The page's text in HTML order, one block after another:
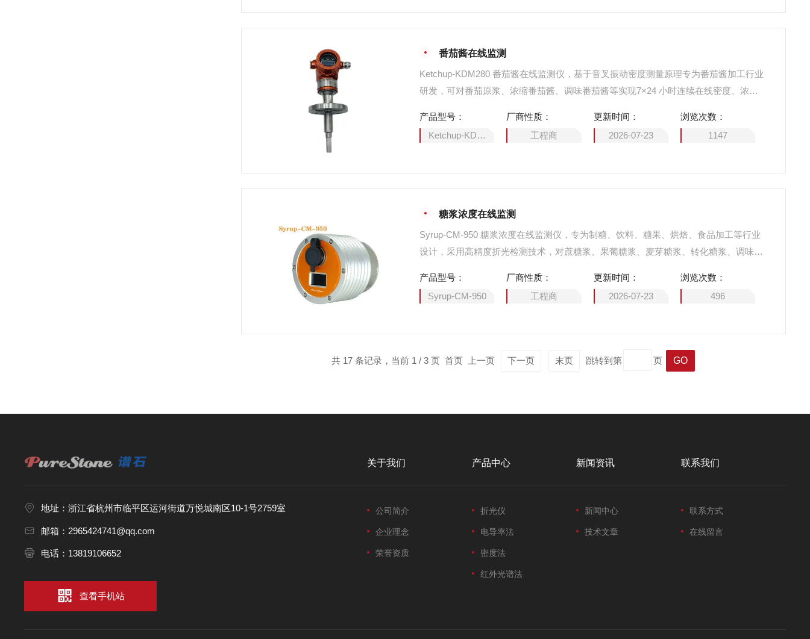
番茄酱在线监测
Ketchup-KDM280 番茄酱在线监测仪，基于音叉振动密度测量原理专为番茄酱加工行业
研发，可对番茄原浆、浓缩番茄酱、调味番茄酱等实现7×24 小时连续在线密度、浓
传统检测不准、滞后、易堵、维护繁琐等痛点，助力番茄酱生产实现浓度精准控制、品
质高度统一、能耗大幅降低、效率全面提升。
产品型号：
Ketchup-KDM280
厂商性质：
工程商
更新时间：
2026-07-23
浏览次数：
1147
糖浆浓度在线监测
Syrup‑CM‑950 糖浆浓度在线监测仪，专为制糖、饮料、糖果、烘焙、食品加工等行业
设计，采用高精度折光检测技术，对蔗糖浆、果葡糖浆、麦芽糖浆、转化糖浆、调味糖
浆熬煮、浓缩、调配、过滤、标准化生产的关键智能检测设备。
产品型号：
Syrup-CM-950
厂商性质：
工程商
更新时间：
2026-07-23
浏览次数：
496
共 17 条记录，当前 1 / 3 页 首页 上一页 下一页 末页 跳转到第 页
地址：浙江省杭州市临平区运河街道万悦城南区10-1号2759室
邮箱：2965424741@qq.com
电话：13819106652
查看手机站
关于我们
公司简介
企业理念
荣誉资质
产品中心
折光仪
电导率法
密度法
红外光谱法
新闻资讯
新闻中心
技术文章
联系我们
联系方式
在线留言